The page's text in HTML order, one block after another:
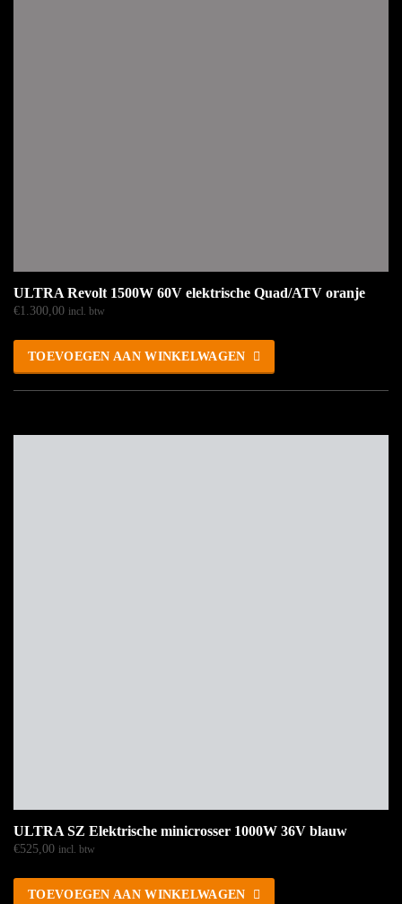
ULTRA Revolt 1500W 60V elektrische Quad/ATV oranje
€1.300,00 incl. btw
TOEVOEGEN AAN WINKELWAGEN
ULTRA SZ Elektrische minicrosser 1000W 36V blauw
€525,00 incl. btw
TOEVOEGEN AAN WINKELWAGEN